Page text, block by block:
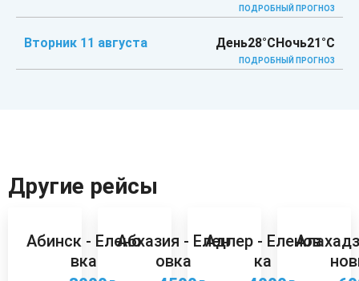
ПОДРОБНЫЙ ПРОГНОЗ
Вторник 11 августа День28°CНочь21°C
ПОДРОБНЫЙ ПРОГНОЗ
Другие рейсы
Абинск - Елено
вка
Абхазия - Елен
овка
Адлер - Еленов
ка